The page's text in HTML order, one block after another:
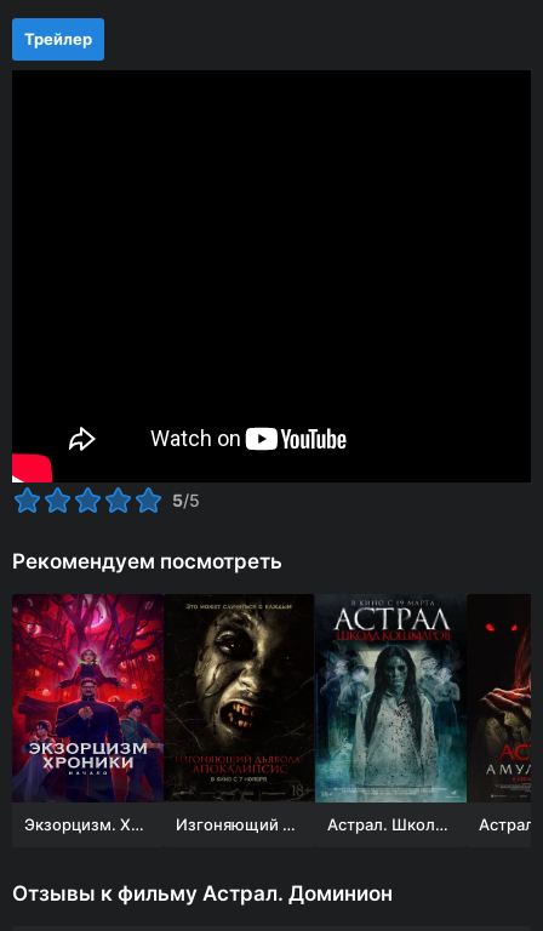
Трейлер
5/5
Рекомендуем посмотреть
Экзорцизм. Хроники: Начало Изгоняющий дьявола: Апокалипсис Астрал. Школа кошмаров
Отзывы к фильму Астрал. Доминион